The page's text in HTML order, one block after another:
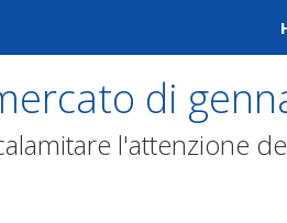
di
l'attenzione